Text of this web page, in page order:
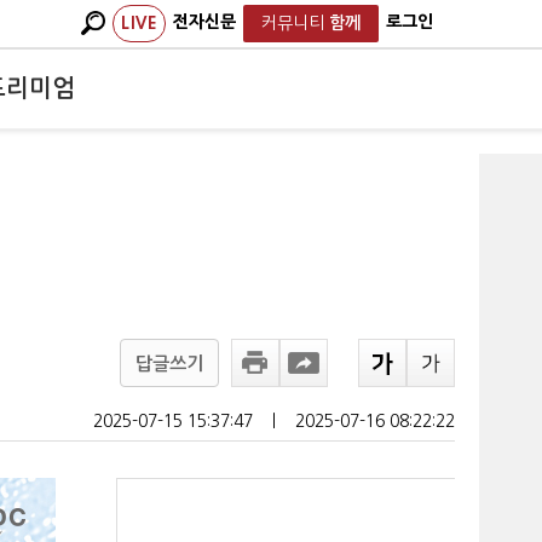
LIVE 전자신문 커뮤니티 함께 로그인
리미엄
답글쓰기
2025-07-15 15:37:47 2025-07-16 08:22:22